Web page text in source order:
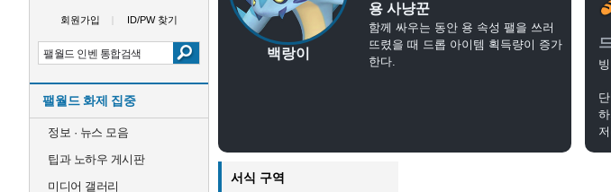
회원가입 ID/PW 찾기
팰월드 화제 집중
정보 · 뉴스 모음
팁과 노하우 게시판
미디어 갤러리
백랑이
용 사냥꾼
함께 싸우는 동안 용 속성 팰을 쓰러
뜨렸을 때 드롭 아이템 획득량이 증가
한다.
서식 구역